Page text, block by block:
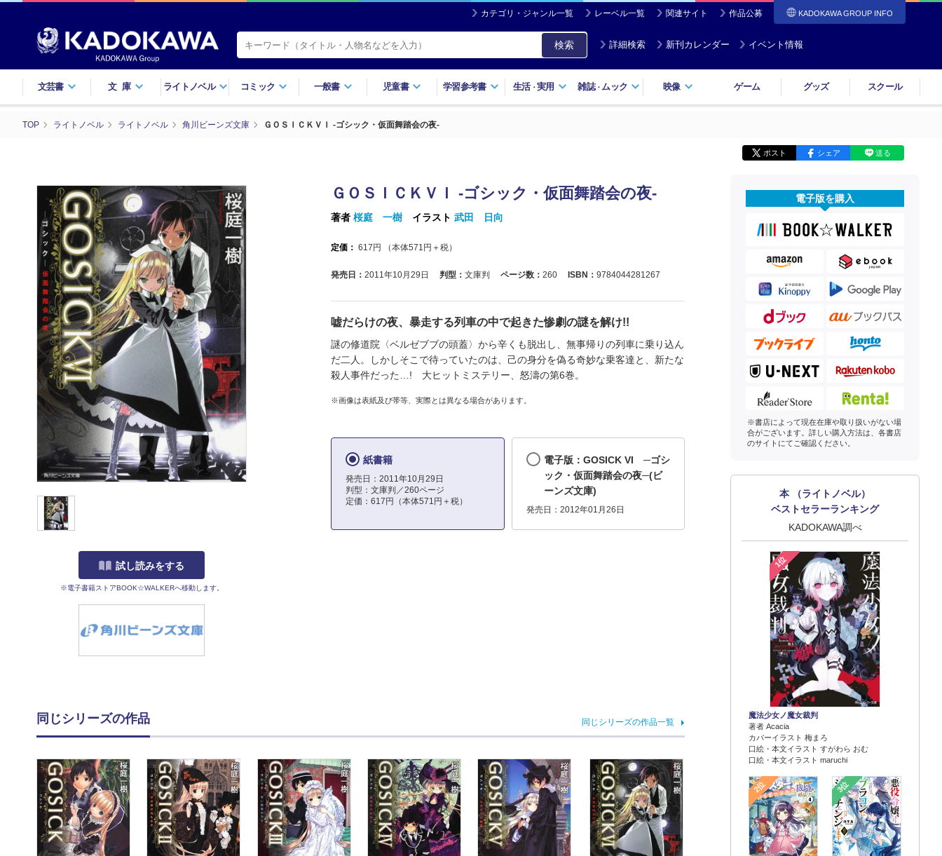
カテゴリ・ジャンル一覧 レーベル一覧 関連サイト 作品公募 KADOKAWA GROUP INFO
検索 詳細検索 新刊カレンダー イベント情報
文芸書 文庫 ライトノベル コミック 一般書 児童書 学習参考書 生活・実用 雑誌・ ムック 映像 ゲーム グッズ スクール
TOP ライトノベル ライトノベル 角川ビーンズ文庫 ＧＯＳＩＣＫＶＩ ‐ゴシック・仮面舞踏会の夜‐
ポスト シェア 送る
試し読みをする
※電子書籍ストアBOOK☆WALKERへ移動します。
ＧＯＳＩＣＫＶＩ ‐ゴシック・仮面舞踏会の夜‐
著者 桜庭 一樹 イラスト 武田 日向
定価： 617 円 （本体571 円＋税）
発売日： 2011年10月29日 判型： 文庫判 ページ数： 260 ISBN： 9784044281267
嘘だらけの夜、暴走する列車の中で起きた惨劇の謎を解け!!
謎の修道院〈ベルゼブブの頭蓋〉から辛くも脱出し、無事帰りの列車に乗り込ん
だ二人。しかしそこで待っていたのは、己の身分を偽る奇妙な乗客達と、新たな
殺人事件だった…! 大ヒットミステリー、怒濤の第6巻。
※画像は表紙及び帯等、実際とは異なる場合があります。
紙書籍
発売日：2011年10月29日
判型：文庫判／260ページ
定価：617円（本体571円＋税）
電子版：GOSICK VI ─ゴシ
ック・仮面舞踏会の夜─(ビ
ーンズ文庫)
発売日：2012年01月26日
同じシリーズの作品 同じシリーズの作品一覧
電子版を購入
※書店によって現在在庫や取り扱いがない場
合がございます。詳しい購入方法は、各書店
のサイトにてご確認ください。
本 （ライトノベル）
ベストセラーランキング
KADOKAWA調べ
1位
魔法少女ノ魔女裁判
著者 Acacia
カバーイラスト 梅まろ
口絵・本文イラスト すがわら おむ
口絵・本文イラスト maruchi
2位 3位